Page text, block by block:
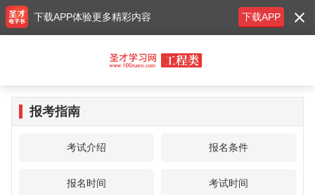
报考指南
考试介绍 报名条件
报名时间 考试时间
下载APP
下载APP体验更多精彩内容